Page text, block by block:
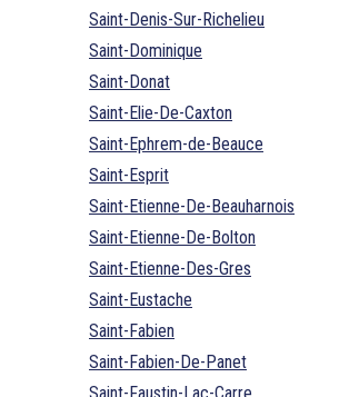
Saint-Denis-Sur-Richelieu
Saint-Dominique
Saint-Donat
Saint-Elie-De-Caxton
Saint-Ephrem-de-Beauce
Saint-Esprit
Saint-Etienne-De-Beauharnois
Saint-Etienne-De-Bolton
Saint-Etienne-Des-Gres
Saint-Eustache
Saint-Fabien
Saint-Fabien-De-Panet